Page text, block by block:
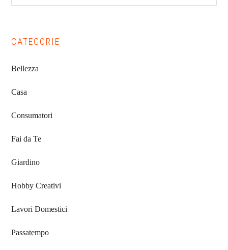
website
CATEGORIE
Bellezza
Casa
Consumatori
Fai da Te
Giardino
Hobby Creativi
Lavori Domestici
Passatempo